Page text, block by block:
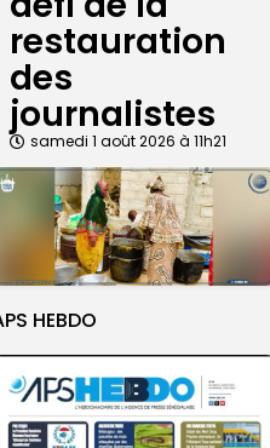
restauration
des
journalistes
samedi 1 août 2026 à 11h21
HEBDO